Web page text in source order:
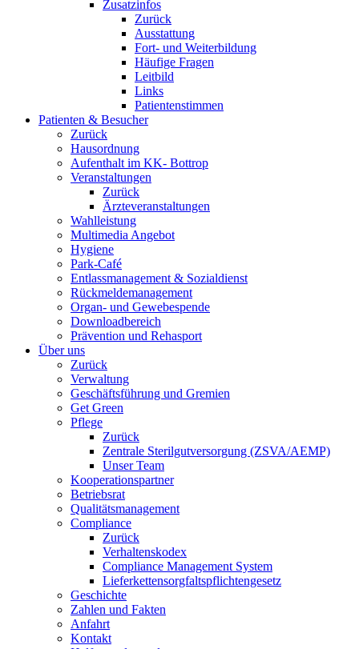
Zusatzinfos
Zurück
Ausstattung
Fort- und Weiterbildung
Häufige Fragen
Leitbild
Links
Patientenstimmen
Patienten & Besucher
Zurück
Hausordnung
Aufenthalt im KK- Bottrop
Veranstaltungen
Zurück
Ärzteveranstaltungen
Wahlleistung
Multimedia Angebot
Hygiene
Park-Café
Entlassmanagement & Sozialdienst
Rückmeldemanagement
Organ- und Gewebespende
Downloadbereich
Prävention und Rehasport
Über uns
Zurück
Verwaltung
Geschäftsführung und Gremien
Get Green
Pflege
Zurück
Zentrale Sterilgutversorgung (ZSVA/AEMP)
Unser Team
Kooperationspartner
Betriebsrat
Qualitätsmanagement
Compliance
Zurück
Verhaltenskodex
Compliance Management System
Lieferkettensorgfaltspflichtengesetz
Geschichte
Zahlen und Fakten
Anfahrt
Kontakt